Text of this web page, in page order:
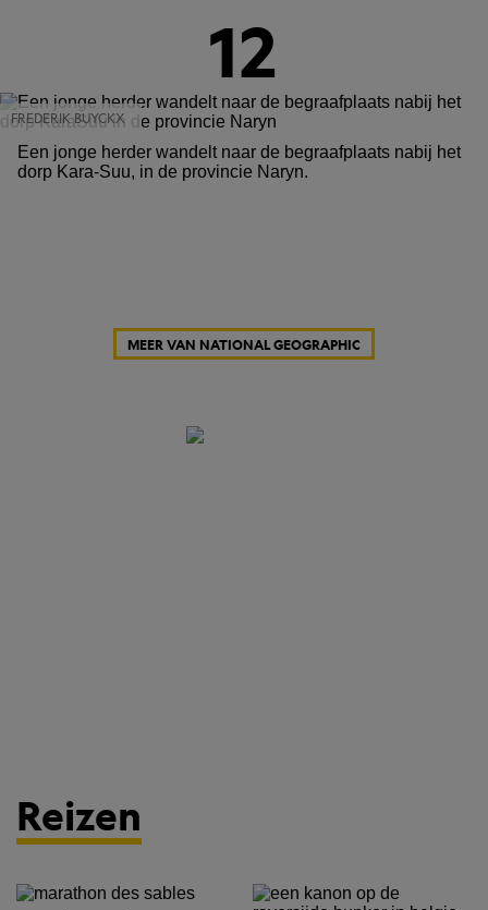
12
FREDERIK BUYCKX
Een jonge herder wandelt naar de begraafplaats nabij het
dorp Kara-Suu, in de provincie Naryn.
MEER VAN NATIONAL GEOGRAPHIC
Reizen